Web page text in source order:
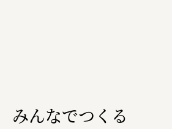
GLASS-LAB株式会社
みんなでつくる